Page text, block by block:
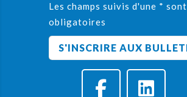
Les champs suivis d'une * sont
obligatoires